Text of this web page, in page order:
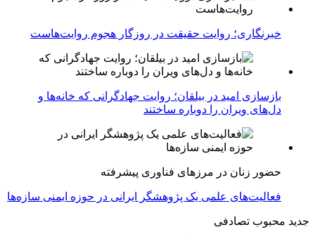
خبرنگاری؛ روایت حقیقت در روزگار هجوم روایت‌هاست
بازسازی امید در بیلقان؛ روایت جهادگرانی که خانه‌ها و
دل‌های ویران را دوباره ساختند
حضور زنان در مرزهای فناوری پیشرفته
فعالیت‌های علمی یک پژوهشگر ایرانی در حوزه ایمنی سازه‌ها
جدید محبوب تصادفی